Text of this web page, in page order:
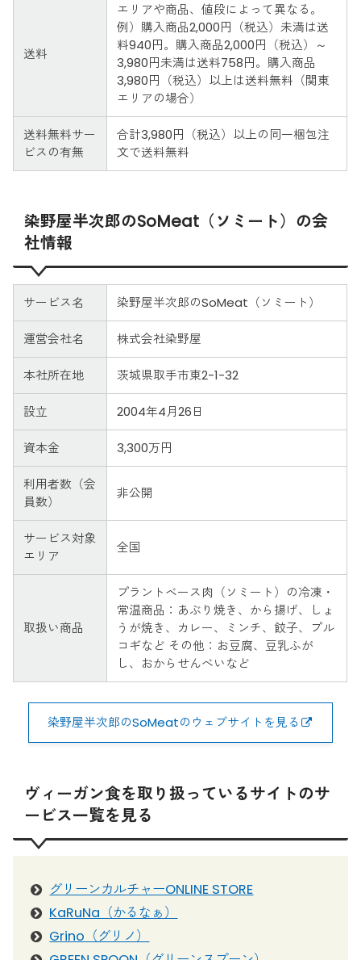
送料
エリアや商品、値段によって異なる。
例）購入商品2,000円（税込）未満は送
料940円。購入商品2,000円（税込）～
3,980円未満は送料758円。購入商品
3,980円（税込）以上は送料無料（関東
エリアの場合）
送料無料サー
ビスの有無
合計3,980円（税込）以上の同一梱包注
文で送料無料
染野屋半次郎のSoMeat（ソミート）の会
社情報
サービス名 染野屋半次郎のSoMeat（ソミート）
運営会社名 株式会社染野屋
本社所在地 茨城県取手市東2-1-32
設立 2004年4月26日
資本金 3,300万円
利用者数（会
員数）
非公開
サービス対象
エリア
全国
取扱い商品
プラントベース肉（ソミート）の冷凍・
常温商品：あぶり焼き、から揚げ、しょ
うが焼き、カレー、ミンチ、餃子、プル
コギなど その他：お豆腐、豆乳ふが
し、おからせんべいなど
染野屋半次郎のSoMeatのウェブサイトを見る
ヴィーガン食を取り扱っているサイトのサ
ービス一覧を見る
グリーンカルチャーONLINE STORE
KaRuNa（かるなぁ）
Grino（グリノ）